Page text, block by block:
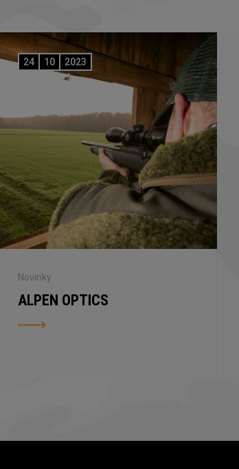
24 10 2023
Novinky
ALPEN OPTICS